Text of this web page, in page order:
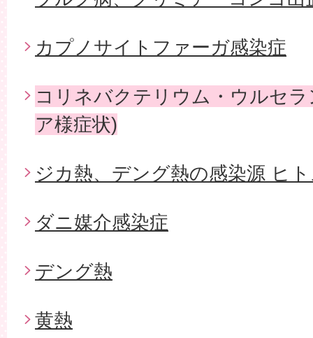
カプノサイトファーガ感染症
コリネバクテリウム・ウルセ
ア様症状)
ジカ熱、デング熱の感染源 ヒ
ダニ媒介感染症
デング熱
黄熱